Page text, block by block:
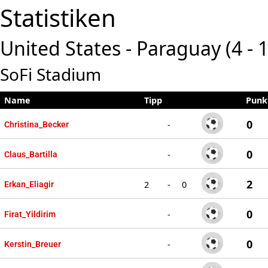
Statistiken
United States - Paraguay (4 -
SoFi Stadium
Name Tipp
Christina_Becker - 0
Claus_Bartilla - 0
Erkan_Eliagir 2 - 0 2
Firat_Yildirim - 0
Kerstin_Breuer - 0